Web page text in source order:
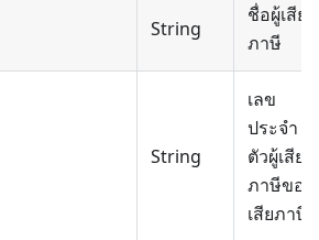
String
ชื่อผู้เสีย
ภาษี
String
เลข
ประจำ
ตัวผู้เสีย
ภาษีของ
เสียภาษี